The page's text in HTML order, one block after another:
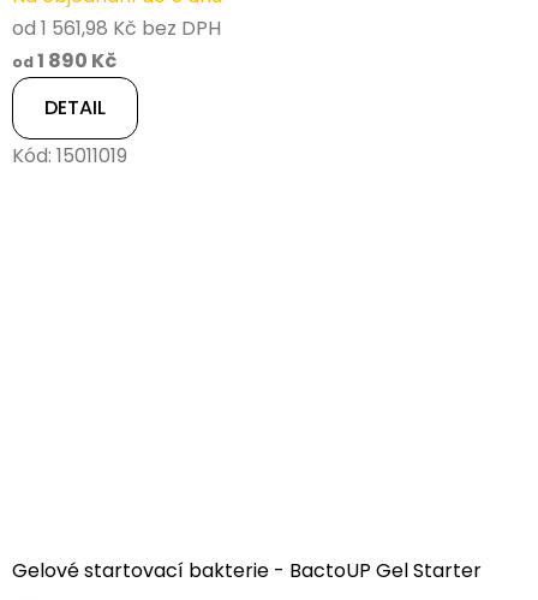
od 1 561,98 Kč bez DPH
od1 890 Kč
DETAIL
Kód: 15011019
Gelové startovací bakterie - BactoUP Gel Starter